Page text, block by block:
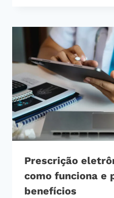
Prescrição
como funciona e
benefícios